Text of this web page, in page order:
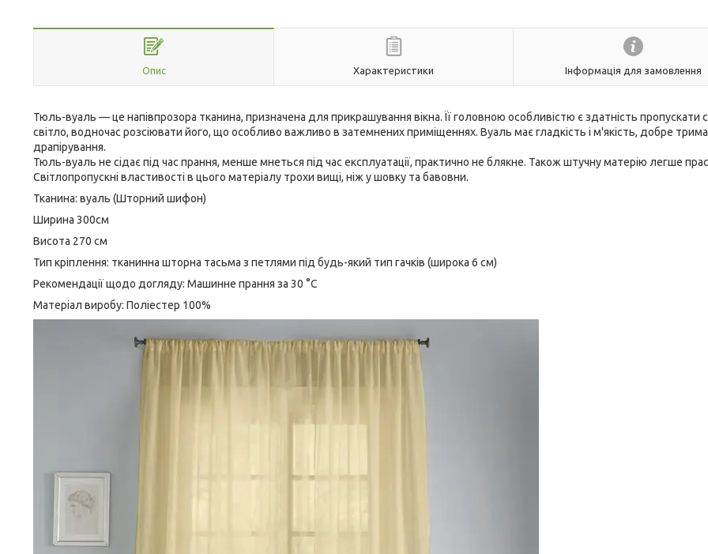
Опис Характеристики Інформація для замовлення
Тюль-вуаль — це напівпрозора тканина, призначена для прикрашування вікна. Її головною особливістю є здатність пропускати
світло, водночас розсіювати його, що особливо важливо в затемнених приміщеннях. Вуаль має гладкість і м'якість, добре
драпірування.
Тюль-вуаль не сідає під час прання, менше мнеться під час експлуатації, практично не блякне. Також штучну матерію легше
Світлопропускні властивості в цього матеріалу трохи вищі, ніж у шовку та бавовни.
Тканина: вуаль (Шторний шифон)
Ширина 300см
Висота 270 см
Тип кріплення: тканинна шторна тасьма з петлями під будь-який тип гачків (широка 6 см)
Рекомендації щодо догляду: Машинне прання за 30 °C
Матеріал виробу: Поліестер 100%